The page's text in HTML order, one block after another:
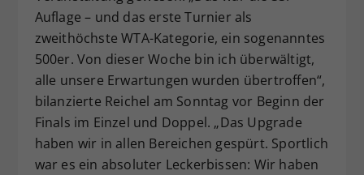
Auflage – und das erste Turnier als
zweithöchste WTA-Kategorie, ein sogenanntes
500er. Von dieser Woche bin ich überwältigt,
alle unsere Erwartungen wurden übertroffen“,
bilanzierte Reichel am Sonntag vor Beginn der
Finals im Einzel und Doppel. „Das Upgrade
haben wir in allen Bereichen gespürt. Sportlich
war es ein absoluter Leckerbissen: Wir haben
Zweck
Dieser Wert speichert Ihre Consent-
Einstellungen. Unter anderem eine
zufällig generierte ID, für die
historische Speicherung Ihrer
vorgenommen Einstellungen, falls der
Webseiten-Betreiber dies eingestellt
hat.